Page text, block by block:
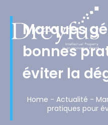
Marques
bonnes
éviter la
Home - Actualité -
pratiques pour